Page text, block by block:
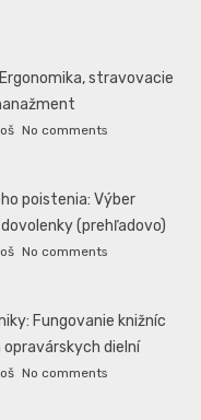
stravovacie
No comments
poistenia: Výber
(prehľadovo)
No comments
Fungovanie knižníc
dielní
No comments